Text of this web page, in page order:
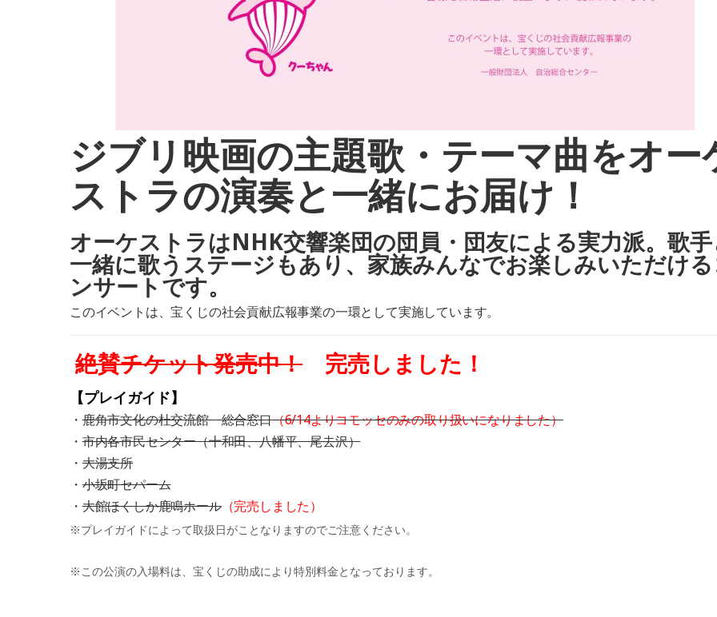
ジブリ映画の主題歌・テーマ曲をオー
ストラの演奏と一緒にお届け！
オーケストラはNHK交響楽団の団員・団友による実力派。歌
一緒に歌うステージもあり、家族みんなでお楽しみいただけ
ンサートです。
このイベントは、宝くじの社会貢献広報事業の一環として実施しています。
絶賛チケット発売中！ 完売しました！
【プレイガイド】
・鹿角市文化の杜交流館 総合窓口（6/14よりコモッセのみの取り扱いになりました）
・市内各市民センター（十和田、八幡平、尾去沢）
・大湯支所
・小坂町セパーム
・大館ほくしか鹿鳴ホール（完売しました）
※プレイガイドによって取扱日がことなりますのでご注意ください。
※この公演の入場料は、宝くじの助成により特別料金となっております。